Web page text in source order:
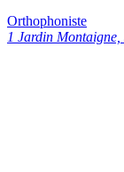
Orthophoniste
1 Jardin